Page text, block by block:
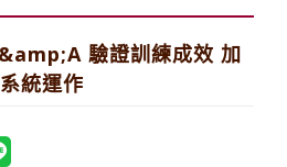
驗證訓練成效 加
統運作